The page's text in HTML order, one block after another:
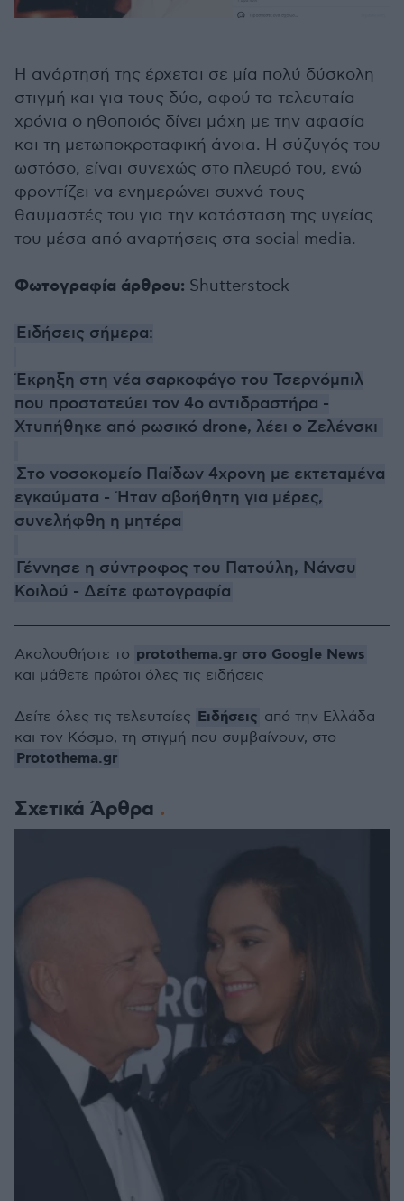
Η ανάρτησή της έρχεται σε μία πολύ δύσκολη
στιγμή και για τους δύο, αφού τα τελευταία
χρόνια ο ηθοποιός δίνει μάχη με την αφασία
και τη μετωποκροταφική άνοια. Η σύζυγός του
ωστόσο, είναι συνεχώς στο πλευρό του, ενώ
φροντίζει να ενημερώνει συχνά τους
θαυμαστές του για την κατάσταση της υγείας
του μέσα από αναρτήσεις στα social media.
Φωτογραφία άρθρου: Shutterstock
Ειδήσεις σήμερα:
Έκρηξη στη νέα σαρκοφάγο του Τσερνόμπιλ
που προστατεύει τον 4ο αντιδραστήρα -
Χτυπήθηκε από ρωσικό drone, λέει ο Ζελένσκι
Στο νοσοκομείο Παίδων 4χρονη με εκτεταμένα
εγκαύματα - Ήταν αβοήθητη για μέρες,
συνελήφθη η μητέρα
Γέννησε η σύντροφος του Πατούλη, Νάνσυ
Κοιλού - Δείτε φωτογραφία
Σχετικά Άρθρα
Ακολουθήστε το protothema.gr στο Google News
και μάθετε πρώτοι όλες τις ειδήσεις
Δείτε όλες τις τελευταίες Ειδήσεις από την Ελλάδα
και τον Κόσμο, τη στιγμή που συμβαίνουν, στο
Protothema.gr